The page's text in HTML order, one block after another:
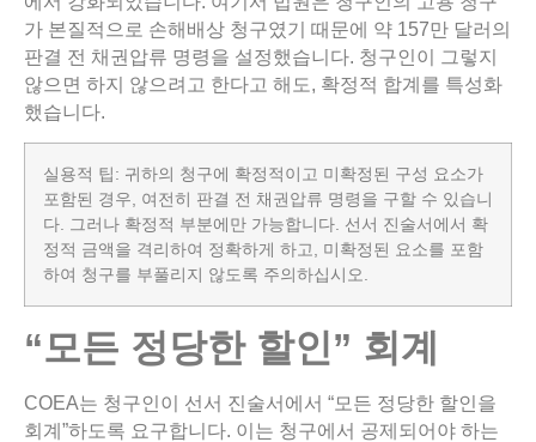
가 본질적으로 손해배상 청구였기 때문에 약 157만 달러의
판결 전 채권압류 명령을 설정했습니다. 청구인이 그렇지
않으면 하지 않으려고 한다고 해도, 확정적 합계를 특성화
했습니다.
실용적 팁: 귀하의 청구에 확정적이고 미확정된 구성 요소가
포함된 경우, 여전히 판결 전 채권압류 명령을 구할 수 있습니
다. 그러나 확정적 부분에만 가능합니다. 선서 진술서에서 확
정적 금액을 격리하여 정확하게 하고, 미확정된 요소를 포함
하여 청구를 부풀리지 않도록 주의하십시오.
“모든 정당한 할인” 회계
COEA는 청구인이 선서 진술서에서 “모든 정당한 할인을
회계”하도록 요구합니다. 이는 청구에서 공제되어야 하는